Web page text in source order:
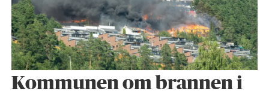
Kommunen om brannen i